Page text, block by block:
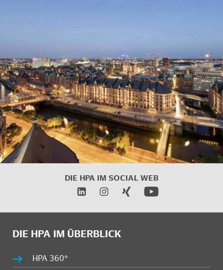
DIE HPA IM SOCIAL WEB
DIE HPA IM ÜBERBLICK
HPA 360°